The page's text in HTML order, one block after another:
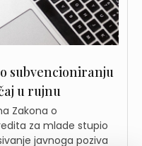
subvencioniranju
u rujnu
Zakona o
za mlade stupio
javnoga poziva